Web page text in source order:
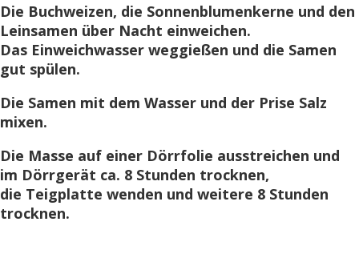
Die Buchweizen, die Sonnenblumenkerne und den
Leinsamen über Nacht einweichen.
Das Einweichwasser weggießen und die Samen
gut spülen.
Die Samen mit dem Wasser und der Prise Salz
mixen.
Die Masse auf einer Dörrfolie ausstreichen und
im Dörrgerät ca. 8 Stunden trocknen,
die Teigplatte wenden und weitere 8 Stunden
trocknen.